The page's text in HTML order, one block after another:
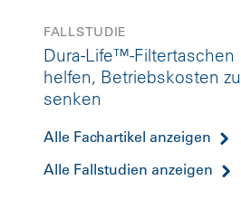
FALLSTUDIE
Dura-Life™-Filtertaschen
helfen, Betriebskosten zu
senken
Alle Fachartikel anzeigen
Alle Fallstudien anzeigen